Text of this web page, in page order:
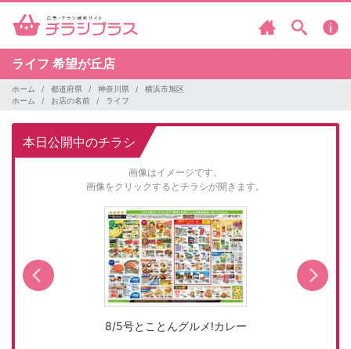
ライフ 希望が丘店
ホーム 都道府県 神奈川県
横浜市旭区
ホーム
お店の名前 ライフ
本日公開中のチラシ
画像はイメージです。
画像をクリックするとチラシが開きます。
8/5号とことんグルメ!カレー